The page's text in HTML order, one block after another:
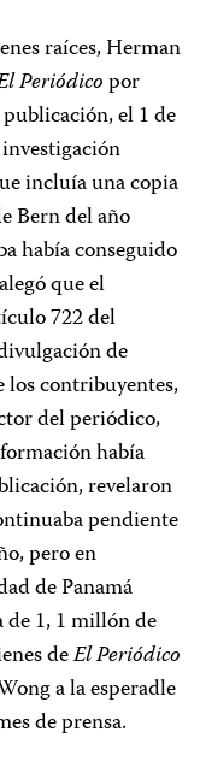
raíces, Herman
Periódicopor
el 1 de
incluía una copia
Bern del año
había conseguido
que el
722 del
de
los contribuyentes,
del periódico,
había
revelaron
pendiente
pero en
de Panamá
de 1, 1 millón de
deEl Periódico
a la esperadle
de prensa.